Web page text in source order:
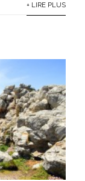
+ LIRE PLUS